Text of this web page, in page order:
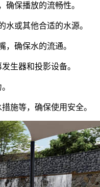
确保播放的流畅性。
水或其他合适的水源。
，确保水的流通。
生器和投影设备。
施等，确保使用安全。